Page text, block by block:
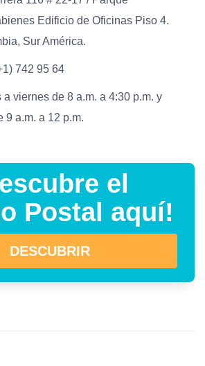
Edificio de Oficinas Piso 4.
Sur América.
742 95 64
a viernes de 8 a.m. a 4:30 p.m. y
9 a.m. a 12 p.m.
el
Postal aquí!
DESCUBRIR